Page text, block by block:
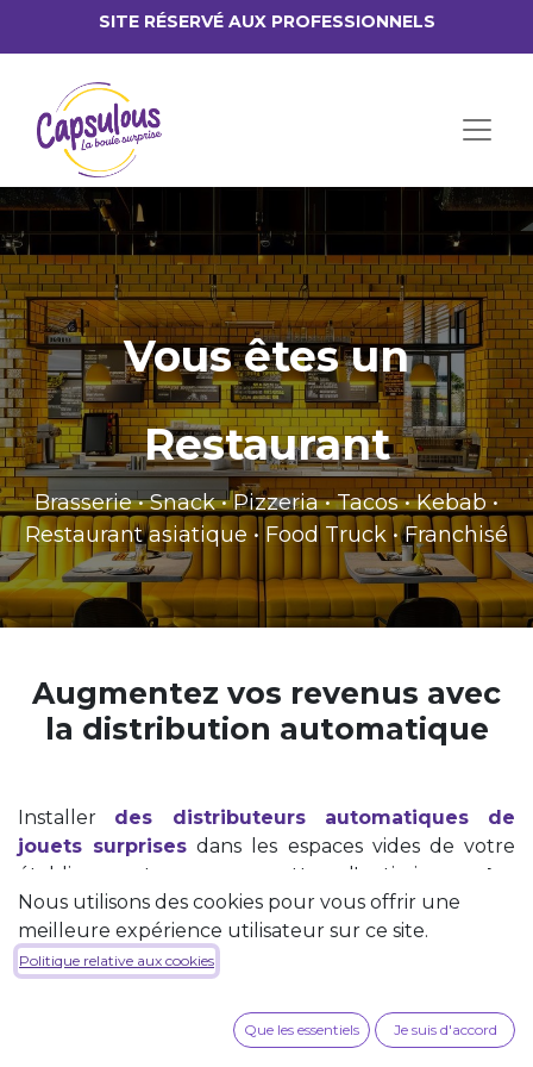
SITE RÉSERV​É AUX PROFESSIONNELS
Vous êtes un
Restaurant
Brasserie • Snack • Pizzeria • Tacos • Kebab •
Restaurant asiatique • Food Truck • Franchisé
Augmentez vos revenus avec
la distribution automatique
Installer des distributeurs automatiques de
jouets surprises dans les espaces vides de votre
établissement vous permettra d'optimiser
votre
rentabilitéau m². Les enfants pourront s’amuser
avec les jouets pendant que les parents profitent
de leur repas. Ils pourront également l'emporter et
Nous utilisons des cookies pour vous offrir une
meilleure expérience utilisateur sur ce site.
Politique relative aux cookies
Que les essentiels Je suis d'accord